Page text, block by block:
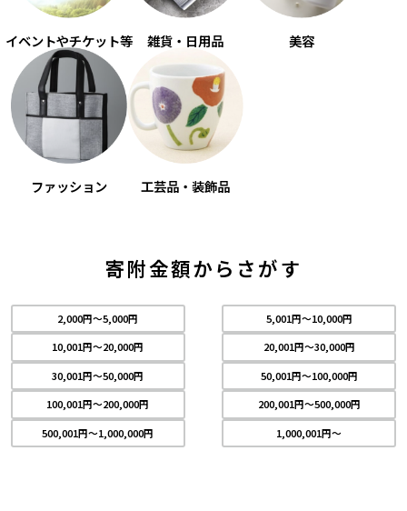
イベントやチケット等 雑貨・日用品 美容
ファッション 工芸品・装飾品
寄附金額からさがす
2,000円～5,000円 5,001円～10,000円
10,001円～20,000円 20,001円～30,000円
30,001円～50,000円 50,001円～100,000円
100,001円～200,000円 200,001円～500,000円
500,001円～1,000,000円 1,000,001円～